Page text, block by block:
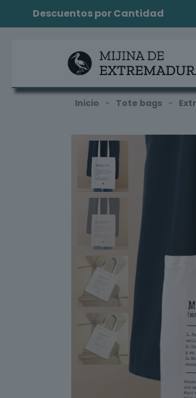
Descuentos por Cantidad
Inicio - Tote bags -